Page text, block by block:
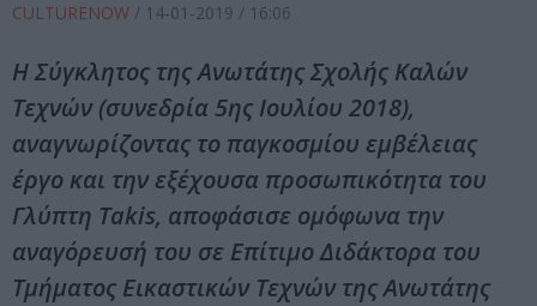
CULTURENOW / 14-01-2019 / 16:06
Η Σύγκλητος της Ανωτάτης Σχολής Καλών
Τεχνών (συνεδρία 5ης Ιουλίου 2018),
αναγνωρίζοντας το παγκοσμίου εμβέλειας
έργο και την εξέχουσα προσωπικότητα του
Γλύπτη Takis, αποφάσισε ομόφωνα την
αναγόρευσή του σε Επίτιμο Διδάκτορα του
Τμήματος Εικαστικών Τεχνών της Ανωτάτης